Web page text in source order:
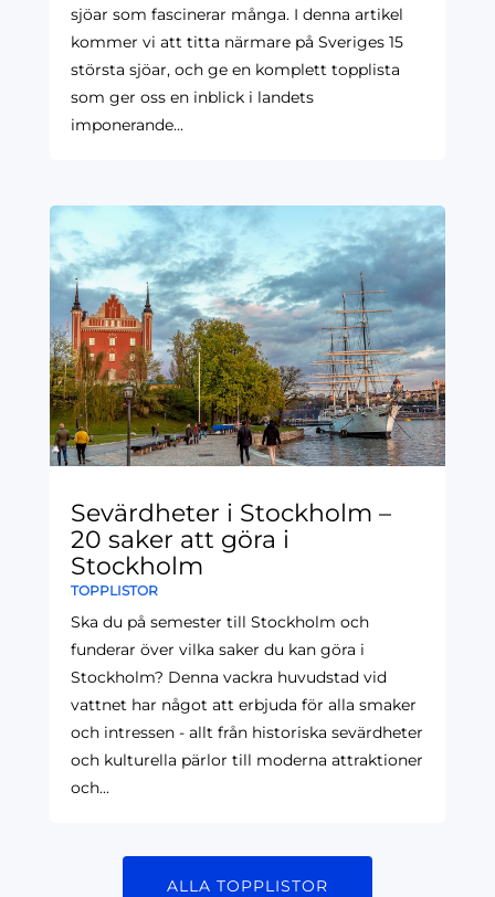
sjöar som fascinerar många. I denna artikel
kommer vi att titta närmare på Sveriges 15
största sjöar, och ge en komplett topplista
som ger oss en inblick i landets
imponerande...
Sevärdheter i Stockholm –
20 saker att göra i
Stockholm
TOPPLISTOR
Ska du på semester till Stockholm och
funderar över vilka saker du kan göra i
Stockholm? Denna vackra huvudstad vid
vattnet har något att erbjuda för alla smaker
och intressen - allt från historiska sevärdheter
och kulturella pärlor till moderna attraktioner
och...
ALLA TOPPLISTOR